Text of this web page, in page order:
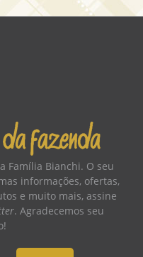
Família Bianchi. O seu
informações, ofertas,
e muito mais, assine
. Agradecemos seu